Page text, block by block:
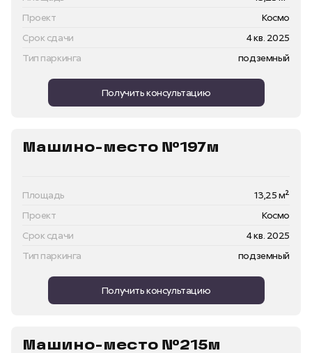
Проект
Космо
Срок сдачи
4 кв. 2025
Тип паркинга подземный
Получить консультацию
Машино-место №197м
Проект
Космо
Срок сдачи
4 кв. 2025
Площадь 13,25 м²
Тип паркинга подземный
Получить консультацию
Машино-место №215м